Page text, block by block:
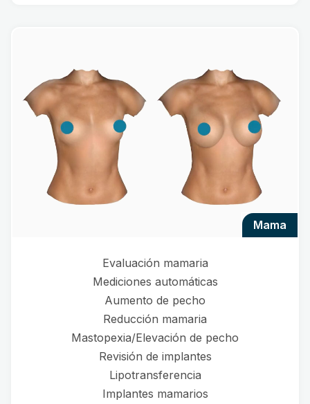
mama
Evaluación mamaria
Mediciones automáticas
Aumento de pecho
Reducción mamaria
Mastopexia/Elevación de pecho
Revisión de implantes
Lipotransferencia
Implantes mamarios